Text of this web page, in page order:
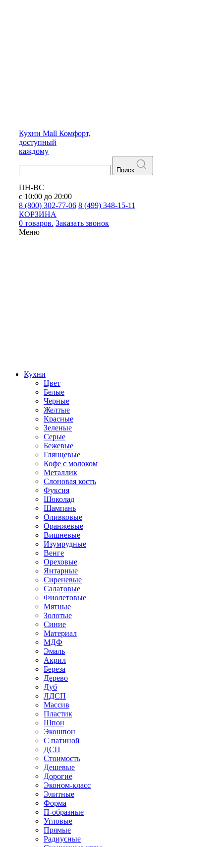
Кухни Mall Комфорт,
доступный
каждому
Поиск
ПН-ВС
с 10:00 до 20:00
8 (800) 302-77-06 8 (499) 348-15-11
КОРЗИНА
0 товаров. Заказать звонок
Меню
Кухни
Цвет
Белые
Черные
Желтые
Красные
Зеленые
Серые
Бежевые
Глянцевые
Кофе с молоком
Металлик
Слоновая кость
Фуксия
Шоколад
Шампань
Оливковые
Оранжевые
Вишневые
Изумрудные
Венге
Ореховые
Янтарные
Сиреневые
Салатовые
Фиолетовые
Мятные
Золотые
Синие
Материал
МДФ
Эмаль
Акрил
Береза
Дерево
Дуб
ЛДСП
Массив
Пластик
Шпон
Экошпон
С патиной
ДСП
Стоимость
Дешевые
Дорогие
Эконом-класс
Элитные
Форма
П-образные
Угловые
Прямые
Радиусные